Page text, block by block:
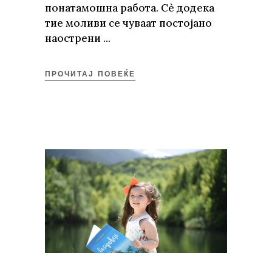
понатамошна работа. Сѐ додека
тие моливи се чуваат постојано
наострени
ПРОЧИТАЈ ПОВЕЌЕ